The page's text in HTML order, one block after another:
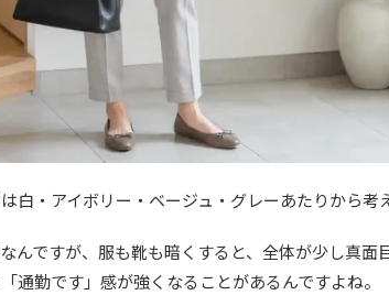
白・アイボリー・ベージュ・グレーあたりから考
んですが、服も靴も暗くすると、全体が少し真面
通勤です」感が強くなることがあるんですよね。